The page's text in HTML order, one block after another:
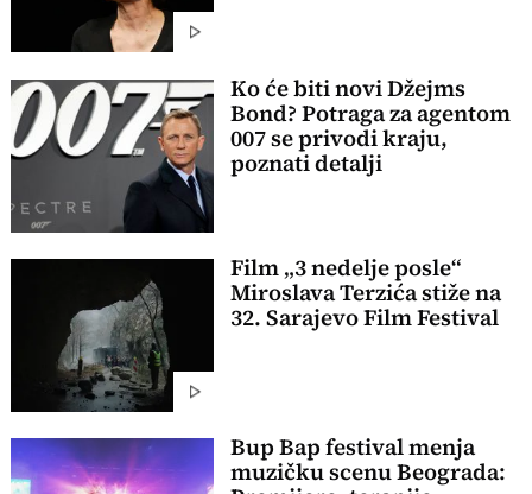
Ko će biti novi Džejms
Bond? Potraga za agentom
007 se privodi kraju,
poznati detalji
Film „3 nedelje posle“
Miroslava Terzića stiže na
32. Sarajevo Film Festival
Bup Bap festival menja
muzičku scenu Beograda: